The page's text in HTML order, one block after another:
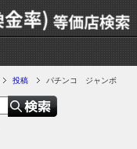
投稿 パチンコ ジャンボ